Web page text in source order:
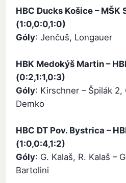
HBC Ducks Košice – MŠK
(1:0,0:0,1:0)
Góly: Jenčuš, Longauer
HBK Medokýš Martin –
(0:2,1:1,0:3)
Góly: Kirschner – Špilák 2,
Demko
HBC DT Pov. Bystrica –
(1:0,0:4,1:2)
Góly: G. Kalaš, R. Kalaš –
Bartolini